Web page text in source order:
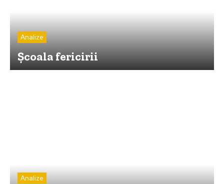
Analize
Şcoala fericirii
Analize